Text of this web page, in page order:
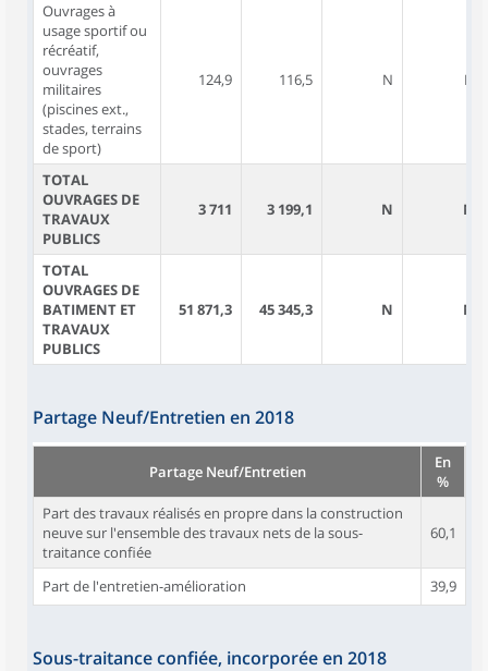
Ouvrages à
usage sportif ou
récréatif,
ouvrages
militaires
(piscines ext.,
stades, terrains
de sport)
124,9 116,5 N N
TOTAL
OUVRAGES DE
TRAVAUX
PUBLICS
3 711 3 199,1 N N
TOTAL
OUVRAGES DE
BATIMENT ET
TRAVAUX
PUBLICS
51 871,3 45 345,3 N N
Partage Neuf/Entretien en 2018
Partage Neuf/Entretien
En
%
Part des travaux réalisés en propre dans la construction
neuve sur l'ensemble des travaux nets de la sous-
traitance confiée
60,1
Part de l'entretien-amélioration 39,9
Sous-traitance confiée, incorporée en 2018